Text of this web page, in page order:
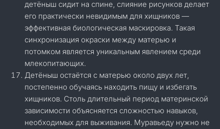
детёныш сидит на спине, слияние рисунков делает
его практически невидимым для хищников —
эффективная биологическая маскировка. Такая
синхронизация окраски между матерью и
потомком является уникальным явлением среди
млекопитающих.
Детёныш остаётся с матерью около двух лет,
постепенно обучаясь находить пищу и избегать
хищников. Столь длительный период материнской
зависимости объясняется сложностью навыков,
необходимых для выживания. Муравьеду нужно не